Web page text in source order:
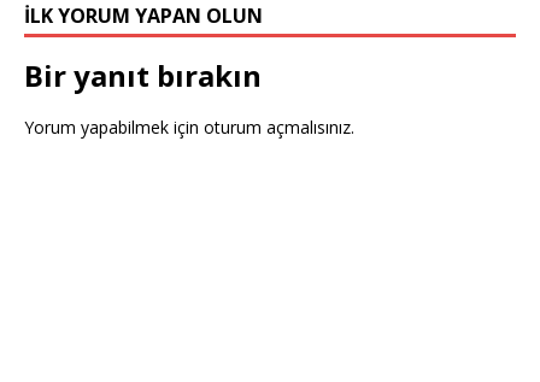
İLK YORUM YAPAN OLUN
Bir yanıt bırakın
Yorum yapabilmek için oturum açmalısınız.